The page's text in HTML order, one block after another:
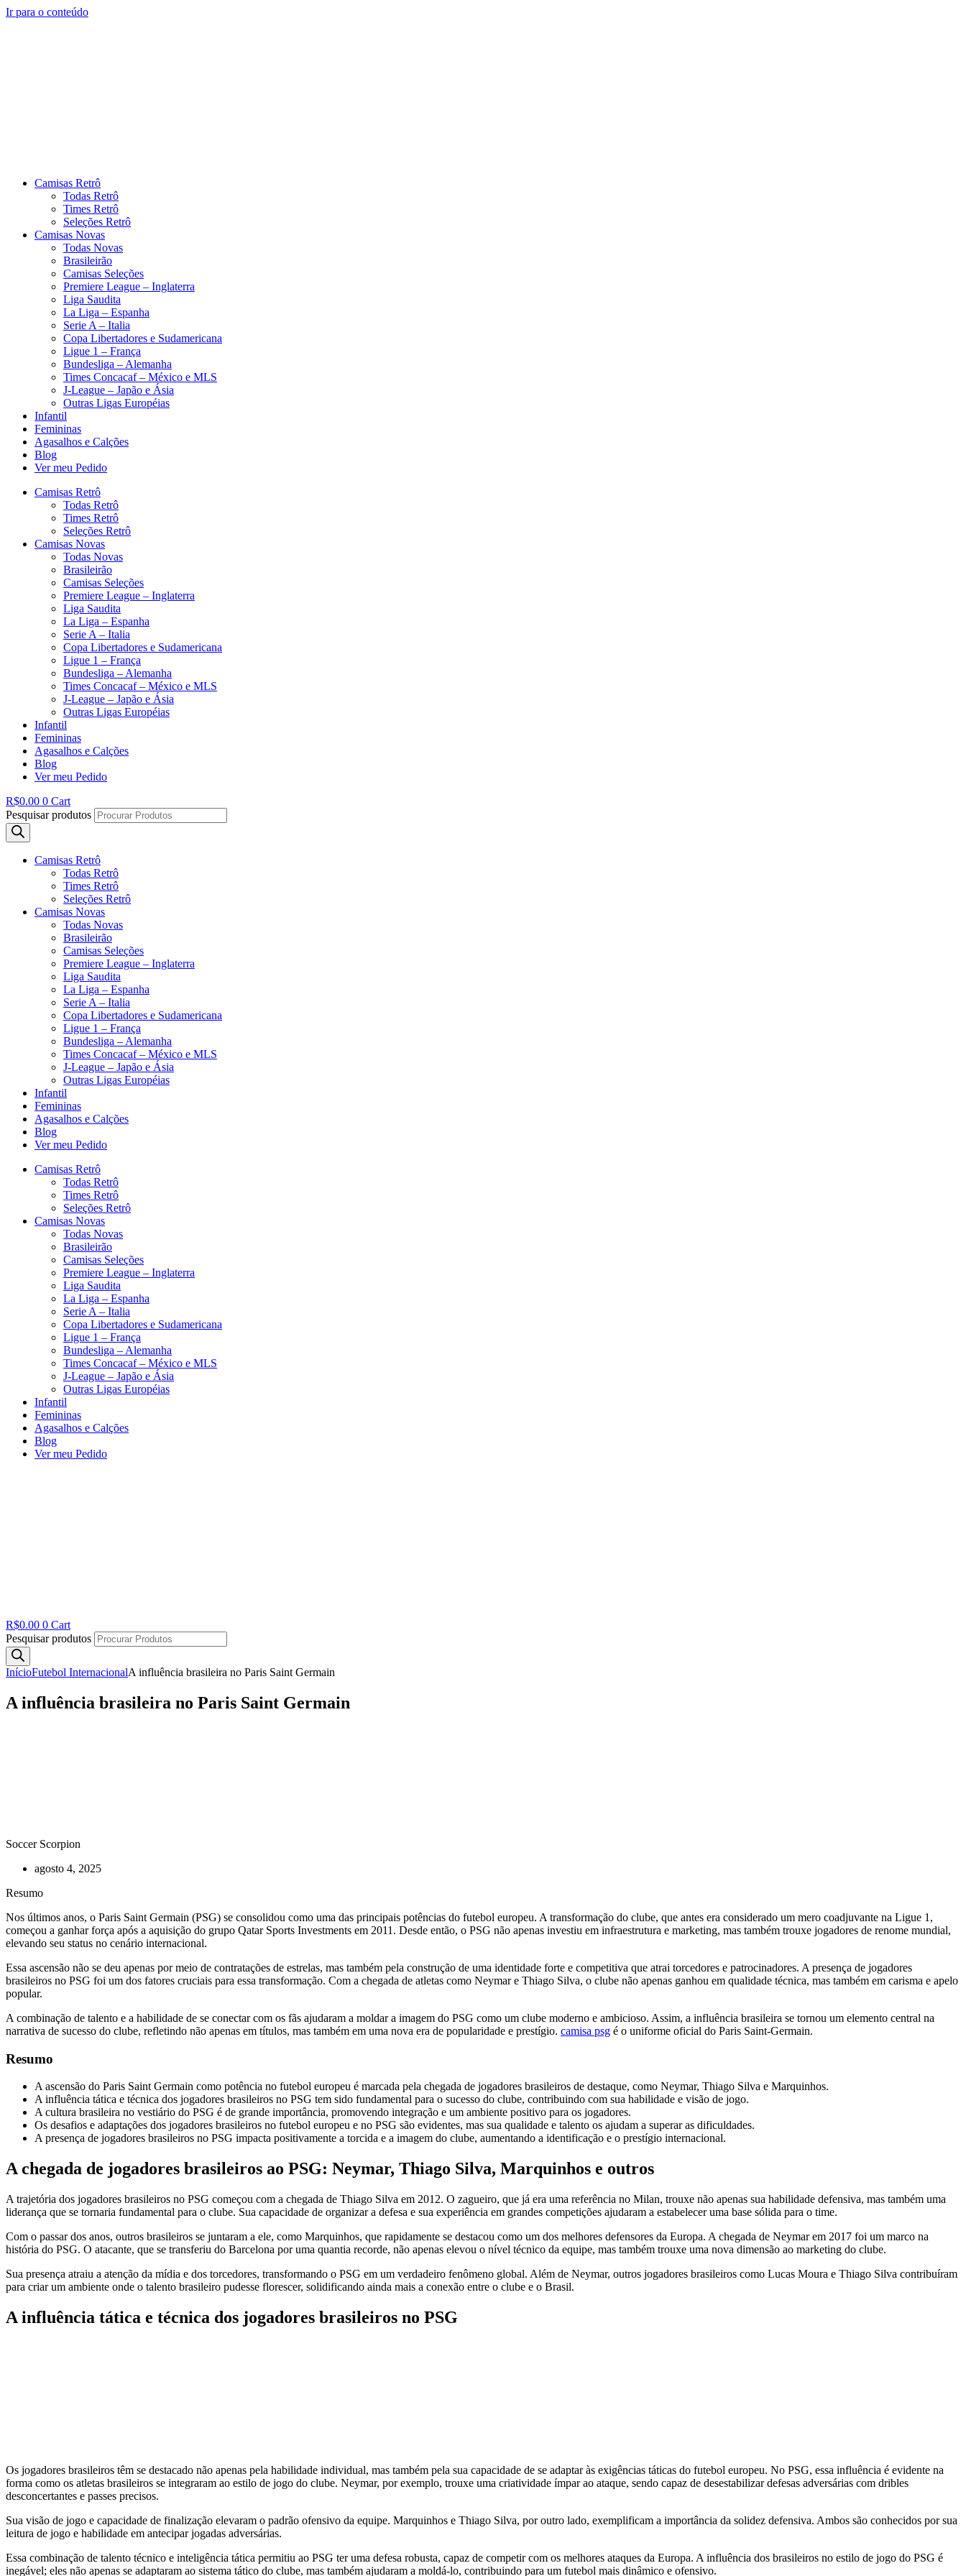
Ir para o conteúdo
Camisas Retrô
Todas Retrô
Times Retrô
Seleções Retrô
Camisas Novas
Todas Novas
Brasileirão
Camisas Seleções
Premiere League – Inglaterra
Liga Saudita
La Liga – Espanha
Serie A – Italia
Copa Libertadores e Sudamericana
Ligue 1 – França
Bundesliga – Alemanha
Times Concacaf – México e MLS
J-League – Japão e Ásia
Outras Ligas Européias
Infantil
Femininas
Agasalhos e Calções
Blog
Ver meu Pedido
Camisas Retrô
Todas Retrô
Times Retrô
Seleções Retrô
Camisas Novas
Todas Novas
Brasileirão
Camisas Seleções
Premiere League – Inglaterra
Liga Saudita
La Liga – Espanha
Serie A – Italia
Copa Libertadores e Sudamericana
Ligue 1 – França
Bundesliga – Alemanha
Times Concacaf – México e MLS
J-League – Japão e Ásia
Outras Ligas Européias
Infantil
Femininas
Agasalhos e Calções
Blog
Ver meu Pedido
R$0.00 0 Cart
Pesquisar produtos
Camisas Retrô
Todas Retrô
Times Retrô
Seleções Retrô
Camisas Novas
Todas Novas
Brasileirão
Camisas Seleções
Premiere League – Inglaterra
Liga Saudita
La Liga – Espanha
Serie A – Italia
Copa Libertadores e Sudamericana
Ligue 1 – França
Bundesliga – Alemanha
Times Concacaf – México e MLS
J-League – Japão e Ásia
Outras Ligas Européias
Infantil
Femininas
Agasalhos e Calções
Blog
Ver meu Pedido
Camisas Retrô
Todas Retrô
Times Retrô
Seleções Retrô
Camisas Novas
Todas Novas
Brasileirão
Camisas Seleções
Premiere League – Inglaterra
Liga Saudita
La Liga – Espanha
Serie A – Italia
Copa Libertadores e Sudamericana
Ligue 1 – França
Bundesliga – Alemanha
Times Concacaf – México e MLS
J-League – Japão e Ásia
Outras Ligas Européias
Infantil
Femininas
Agasalhos e Calções
Blog
Ver meu Pedido
R$0.00 0 Cart
Pesquisar produtos
InícioFutebol InternacionalA influência brasileira no Paris Saint Germain
A influência brasileira no Paris Saint Germain
Soccer Scorpion
agosto 4, 2025
Resumo
Nos últimos anos, o Paris Saint Germain (PSG) se consolidou como uma das principais potências do futebol europeu. A transformação do clube, que antes era considerado um mero coadjuvante na Ligue 1,
começou a ganhar força após a aquisição do grupo Qatar Sports Investments em 2011. Desde então, o PSG não apenas investiu em infraestrutura e marketing, mas também trouxe jogadores de renome mundial,
elevando seu status no cenário internacional.
Essa ascensão não se deu apenas por meio de contratações de estrelas, mas também pela construção de uma identidade forte e competitiva que atrai torcedores e patrocinadores. A presença de jogadores
brasileiros no PSG foi um dos fatores cruciais para essa transformação. Com a chegada de atletas como Neymar e Thiago Silva, o clube não apenas ganhou em qualidade técnica, mas também em carisma e apelo
popular.
A combinação de talento e a habilidade de se conectar com os fãs ajudaram a moldar a imagem do PSG como um clube moderno e ambicioso. Assim, a influência brasileira se tornou um elemento central na
narrativa de sucesso do clube, refletindo não apenas em títulos, mas também em uma nova era de popularidade e prestígio. camisa psg é o uniforme oficial do Paris Saint-Germain.
Resumo
A ascensão do Paris Saint Germain como potência no futebol europeu é marcada pela chegada de jogadores brasileiros de destaque, como Neymar, Thiago Silva e Marquinhos.
A influência tática e técnica dos jogadores brasileiros no PSG tem sido fundamental para o sucesso do clube, contribuindo com sua habilidade e visão de jogo.
A cultura brasileira no vestiário do PSG é de grande importância, promovendo integração e um ambiente positivo para os jogadores.
Os desafios e adaptações dos jogadores brasileiros no futebol europeu e no PSG são evidentes, mas sua qualidade e talento os ajudam a superar as dificuldades.
A presença de jogadores brasileiros no PSG impacta positivamente a torcida e a imagem do clube, aumentando a identificação e o prestígio internacional.
A chegada de jogadores brasileiros ao PSG: Neymar, Thiago Silva, Marquinhos e outros
A trajetória dos jogadores brasileiros no PSG começou com a chegada de Thiago Silva em 2012. O zagueiro, que já era uma referência no Milan, trouxe não apenas sua habilidade defensiva, mas também uma
liderança que se tornaria fundamental para o clube. Sua capacidade de organizar a defesa e sua experiência em grandes competições ajudaram a estabelecer uma base sólida para o time.
Com o passar dos anos, outros brasileiros se juntaram a ele, como Marquinhos, que rapidamente se destacou como um dos melhores defensores da Europa. A chegada de Neymar em 2017 foi um marco na
história do PSG. O atacante, que se transferiu do Barcelona por uma quantia recorde, não apenas elevou o nível técnico da equipe, mas também trouxe uma nova dimensão ao marketing do clube.
Sua presença atraiu a atenção da mídia e dos torcedores, transformando o PSG em um verdadeiro fenômeno global. Além de Neymar, outros jogadores brasileiros como Lucas Moura e Thiago Silva contribuíram
para criar um ambiente onde o talento brasileiro pudesse florescer, solidificando ainda mais a conexão entre o clube e o Brasil.
A influência tática e técnica dos jogadores brasileiros no PSG
Os jogadores brasileiros têm se destacado não apenas pela habilidade individual, mas também pela sua capacidade de se adaptar às exigências táticas do futebol europeu. No PSG, essa influência é evidente na
forma como os atletas brasileiros se integraram ao estilo de jogo do clube. Neymar, por exemplo, trouxe uma criatividade ímpar ao ataque, sendo capaz de desestabilizar defesas adversárias com dribles
desconcertantes e passes precisos.
Sua visão de jogo e capacidade de finalização elevaram o padrão ofensivo da equipe. Marquinhos e Thiago Silva, por outro lado, exemplificam a importância da solidez defensiva. Ambos são conhecidos por sua
leitura de jogo e habilidade em antecipar jogadas adversárias.
Essa combinação de talento técnico e inteligência tática permitiu ao PSG ter uma defesa robusta, capaz de competir com os melhores ataques da Europa. A influência dos brasileiros no estilo de jogo do PSG é
inegável; eles não apenas se adaptaram ao sistema tático do clube, mas também ajudaram a moldá-lo, contribuindo para um futebol mais dinâmico e ofensivo.